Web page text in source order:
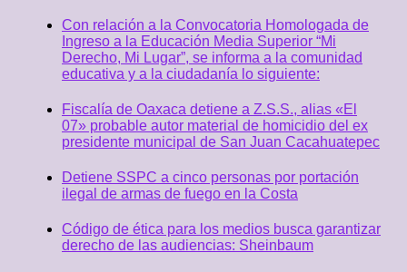
Con relación a la Convocatoria Homologada de
Ingreso a la Educación Media Superior “Mi
Derecho, Mi Lugar”, se informa a la comunidad
educativa y a la ciudadanía lo siguiente:
Fiscalía de Oaxaca detiene a Z.S.S., alias «El
07» probable autor material de homicidio del ex
presidente municipal de San Juan Cacahuatepec
Detiene SSPC a cinco personas por portación
ilegal de armas de fuego en la Costa
Código de ética para los medios busca garantizar
derecho de las audiencias: Sheinbaum